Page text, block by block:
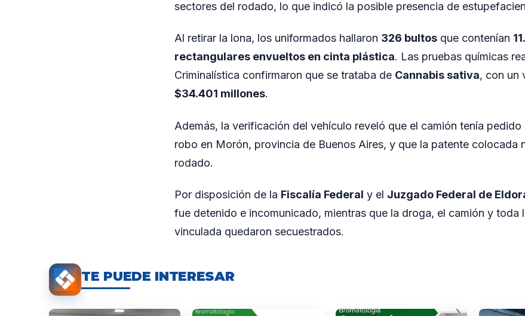
sectores del rodado, lo que indicó la posible presencia de
Al retirar la lona, los uniformados hallaron 326 bultos que contenían
rectangulares envueltos en cinta plástica. Las pruebas químicas
Criminalística confirmaron que se trataba de Cannabis sativa, con un
$34.401 millones.
Además, la verificación del vehículo reveló que el camión tenía
robo en Morón, provincia de Buenos Aires, y que la patente colocada
rodado.
Por disposición de la Fiscalía Federal y el Juzgado Federal de
fue detenido e incomunicado, mientras que la droga, el camión y toda
vinculada quedaron secuestrados.
TE PUEDE INTERESAR